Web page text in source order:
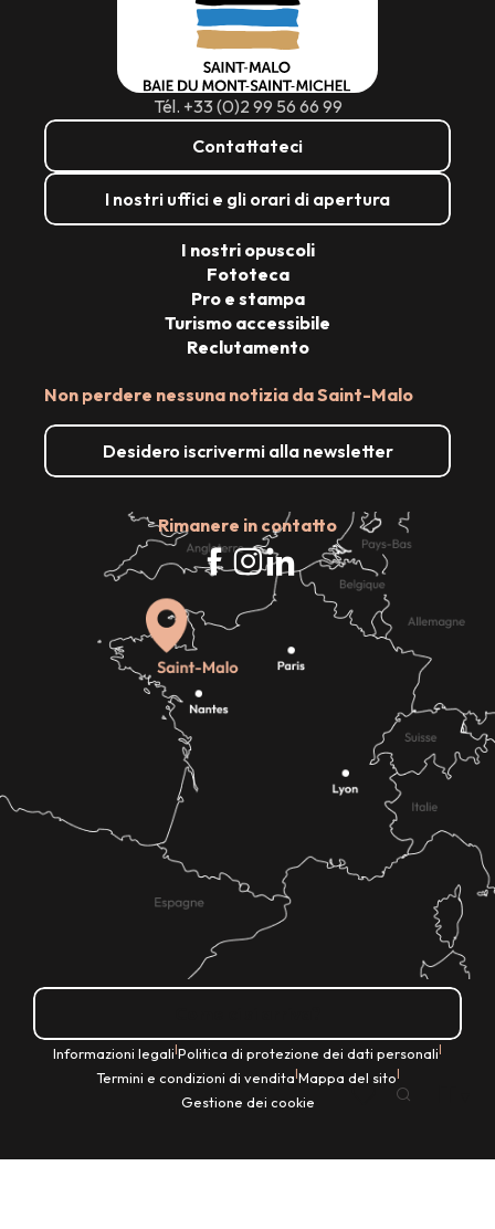
Tél. +33 (0)2 99 56 66 99
Contattateci
I nostri uffici e gli orari di apertura
Non perdere nessuna notizia da Saint-Malo
Desidero iscrivermi alla newsletter
Rimanere in contatto
I nostri opuscoli
Fototeca
Pro e stampa
Turismo accessibile
Reclutamento
Informazioni legali|Politica di protezione dei dati personali|
Termini e condizioni di vendita|Mappa del sito|
Gestione dei cookie